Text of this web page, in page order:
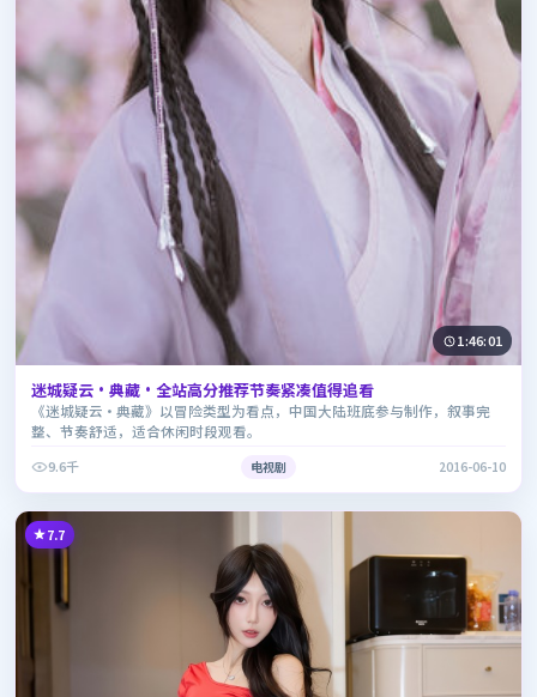
1:46:01
迷城疑云·典藏·全站高分推荐节奏紧凑值得追看
《迷城疑云·典藏》以冒险类型为看点，中国大陆班底参与制作，叙事完
整、节奏舒适，适合休闲时段观看。
9.6千
电视剧 2016-06-10
7.7